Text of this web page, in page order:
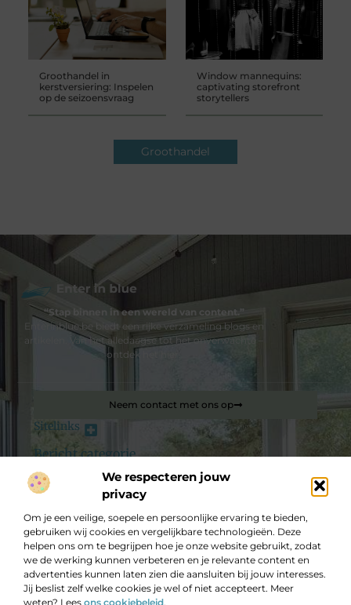
We respecteren jouw
privacy
Om je een veilige, soepele en persoonlijke ervaring te bieden,
gebruiken wij cookies en vergelijkbare technologieën. Deze
helpen ons om te begrijpen hoe je onze website gebruikt, zodat
we de werking kunnen verbeteren en je relevante content en
advertenties kunnen laten zien die aansluiten bij jouw interesses.
Jij beslist zelf welke cookies je wel of niet accepteert. Meer
weten? Lees ons cookiebeleid.
Groothandel in
kerstversiering: Inspelen
op de seizoensvraag
Window mannequins:
captivating storefront
storytellers
Groothandel
“Stap binnen in een wereld van content.”
Enterinblue.be biedt een rijke verzameling blogs en
artikelen. Van het alledaagse tot het onverwachte –
ontdek het hier.
Sitelinks
De ultieme gids voor de beste fietswinkels van Overijssel
Schrijnwerken als brug tussen strak design en warme
woonbeleving
Waarom kiezen voor een vliegengordijn?
Kinderwandlampen zijn er in verschillende soorten en
Bericht categorie
Neem contact met ons op